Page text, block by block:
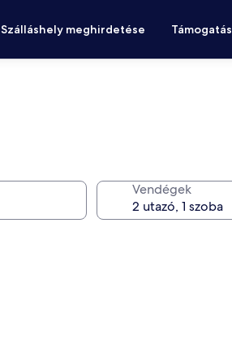
Szálláshely meghirdetése Támogatás
Vendégek